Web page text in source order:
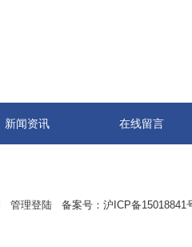
新闻资讯 在线留言
管理登陆 备案号： 沪ICP备15018841